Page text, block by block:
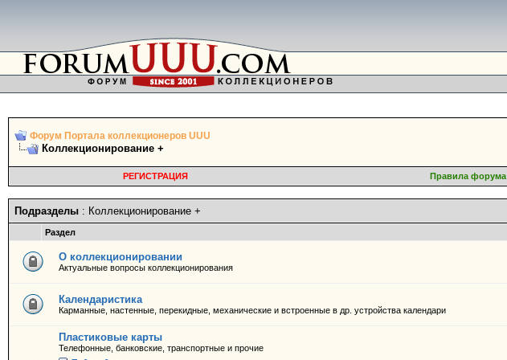
Форум Портала коллекционеров UUU
Коллекционирование +
РЕГИСТРАЦИЯ
Правила форума
Подразделы : Коллекционирование +
Раздел
О коллекционировании
Актуальные вопросы коллекционирования
Календаристика
Карманные, настенные, перекидные, механические и встроенные в др. устройства календари
Пластиковые карты
Телефонные, банковские, транспортные и прочие